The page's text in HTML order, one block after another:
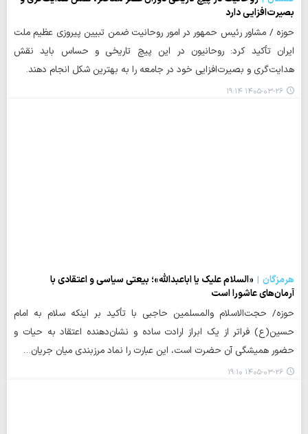
بصیرت‌افزایی دارد
حوزه / مشاور رئیس حمهور در امور روحانیت ضمن تبیین پیروزی عظیم ملت
ایران تأکید کرد: روحانیون در این پیچ تاریخی و حساس باید نقش
هدایت‌گری و بصیرت‌افزایی خود در جامعه را به بهترین شکل انجام دهند.
۱۴۰۵-۰۳-۲۶ ۱۹:۱۴
هرمزگان
«السلام علیک یا اباعبدالله»؛ بیعتی سیاسی و اعتقادی با
آرمان‌های عاشورا است
حوزه/ حجت‌الاسلام والمسلمین حاجبی با تأکید بر اینکه سلام به امام
حسین(ع) فراتر از یک ابراز ارادت ساده و نشان‌دهنده اعتقاد به حیات و
حضور همیشگی آن حضرت است، این عبارت را نماد مرزبندی میان جریان…
۱۴۰۵-۰۳-۲۶ ۱۹:۱۰